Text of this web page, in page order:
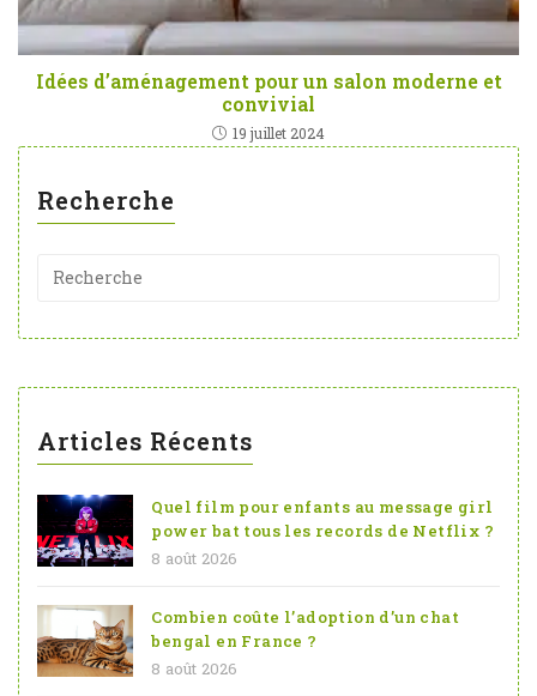
Idées d’aménagement pour un salon moderne et
convivial
19 juillet 2024
Recherche
Articles Récents
Quel film pour enfants au message girl
power bat tous les records de Netflix ?
8 août 2026
Combien coûte l’adoption d’un chat
bengal en France ?
8 août 2026